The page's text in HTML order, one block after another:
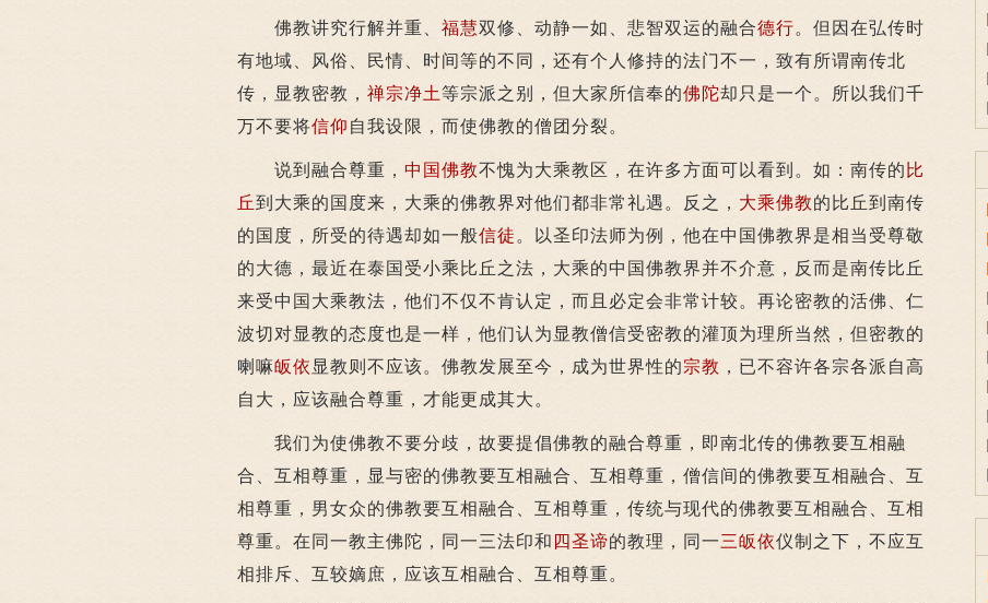
佛教讲究行解并重、 福慧双修、动静一如、悲智双运的融合德行。但因在弘传时
有地域、风俗、民情、时间等的不同，还有个人修持的法门不一，致有所谓南传北
传，显教密教， 禅宗净土等宗派之别，但大家所信奉的佛陀却只是一个。所以我们千
万不要将信仰 自我设限，而使佛教的僧团分裂。
说到融合尊重， 中国佛教不愧为大乘教区，在许多方面可以看到。如：南传的 比
丘到大乘的国度来，大乘的佛教界对他们都非常礼遇。反之， 大乘佛教的比丘到南传
的国度，所受的待遇却如一般信徒 。以圣印法师为例，他在中国佛教界是相当受尊敬
的大德，最近在泰国受小乘比丘之法，大乘的中国佛教界并不介意，反而是南传比丘
来受中国大乘教法，他们不仅不肯认定，而且必定会非常计较。再论密教的活佛、仁
波切对显教的态度也是一样，他们认为显教僧信受密教的灌顶为理所当然，但密教的
喇嘛皈依 显教则不应该。佛教发展至今，成为世界性的宗教 ，已不容许各宗各派自高
自大，应该融合尊重，才能更成其大。
我们为使佛教不要分歧，故要提倡佛教的融合尊重，即南北传的佛教要互相融
合、互相尊重，显与密的佛教要互相融合、互相尊重，僧信间的佛教要互相融合、互
相尊重，男女众的佛教要互相融合、互相尊重，传统与现代的佛教要互相融合、互相
尊重。在同一教主佛陀，同一三法印和 四圣谛的教理，同一三皈依仪制之下，不应互
相排斥、互较嫡庶，应该互相融合、互相尊重。